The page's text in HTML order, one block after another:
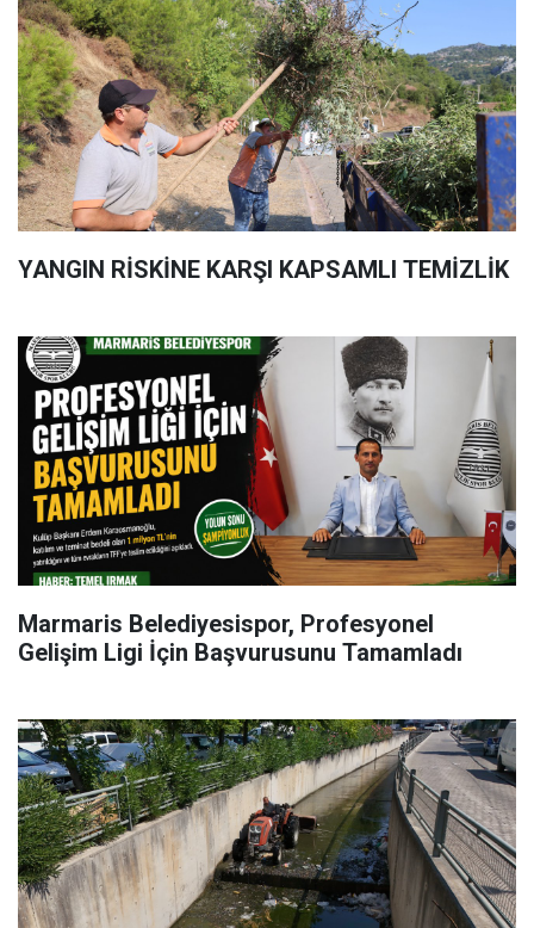
YANGIN RİSKİNE KARŞI KAPSAMLI TEMİZLİK
Marmaris Belediyesispor, Profesyonel
Gelişim Ligi İçin Başvurusunu Tamamladı